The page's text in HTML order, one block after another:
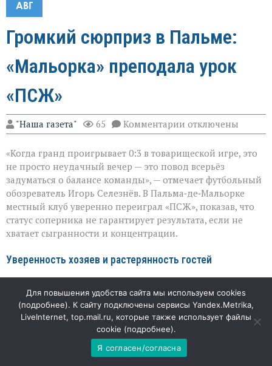
АВГ
Громкий сюрприз в Пальме:
«Мальорка» преподала урок
«ПСЖ»
"Наша газета" 65 Комментарии к
записи
сюрприз
в
Пальме:
«Мальорка»
преподала
урок
«ПСЖ»
отключены
«Когда гранд проигрывает 0:3 в товарищеской игре, это
не просто неудачный вечер — это повод всерьёз
задуматься о балансе команды», — отмечает футбольный
обозреватель Игорь Селезнёв. В Пальма‑де‑Мальорке
местный клуб уверенно переиграл «ПСЖ», показав, что
статус соперника не гарантирует результата, если не
хватает сыгранности и концентрации.
Уверенность хозяев и растерянность гостей
«Мальорка» с первых минут действовала собранно и
прагматично: команда не пыталась копировать
зрелищный стиль топ‑клубов, а делала ставку на
плотную игру и быстрые выходы из обороны. Именно
эта простота и принесла плоды: голы Зиту Лувумбу, Яна
Вирджили и Антонио Раильо сложились в убедительный
Для повышения удобства сайта мы используем cookies
(подробнее). К сайту подключены сервисы Yandex.Metrika,
LiveInternet, top.mail.ru, которые также использует файлы
cookie (подробнее).
Я согласен/согласна